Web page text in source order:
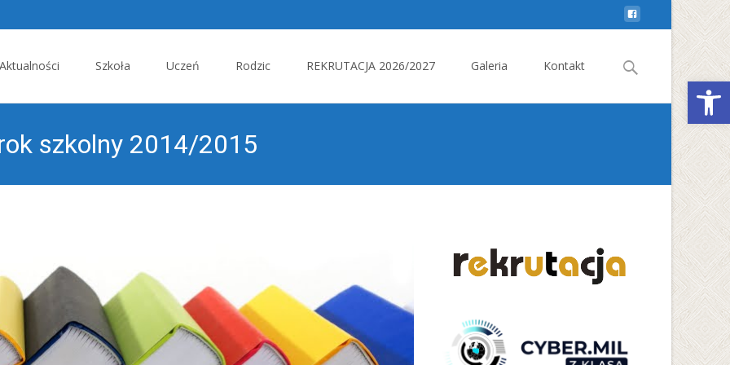
Aktualności Szkoła Uczeń Rodzic REKRUTACJA 2026/2027 Galeria Kontakt
Search
szkolny 2014/2015